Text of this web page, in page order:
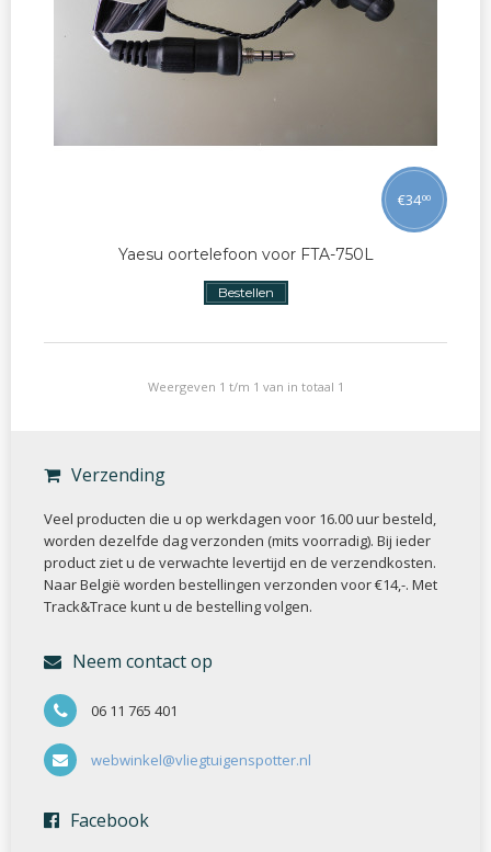
Yaesu oortelefoon voor FTA-750L
€3400
Bestellen
Weergeven 1 t/m 1 van in totaal 1
Verzending
Veel producten die u op werkdagen voor 16.00 uur besteld,
worden dezelfde dag verzonden (mits voorradig). Bij ieder
product ziet u de verwachte levertijd en de verzendkosten.
Naar België worden bestellingen verzonden voor €14,-. Met
Track&Trace kunt u de bestelling volgen.
Neem contact op
06 11 765 401
webwinkel@vliegtuigenspotter.nl
Facebook